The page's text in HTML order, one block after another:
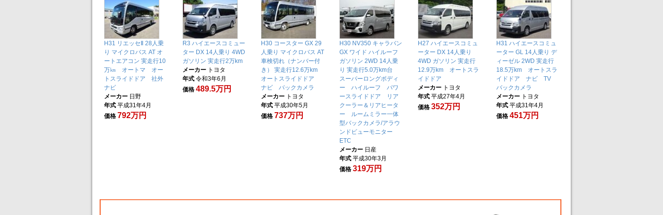
H31 リエッセⅡ 28人乗
り マイクロバス AT オ
ートエアコン 実走行10
万㎞ オートマ オー
トスライドドア 社外
ナビ
メーカー 日野
年式 平成31年4月
価格 792万円
R3 ハイエースコミュー
ター DX 14人乗り 4WD
ガソリン 実走行2万km
メーカー トヨタ
年式 令和3年6月
価格 489.5万円
H30 コースター GX 29
人乗り マイクロバス AT
車検切れ（ナンバー付
き） 実走行12.6万km
オートスライドドア
ナビ バックカメラ
メーカー トヨタ
年式 平成30年5月
価格 737万円
H30 NV350 キャラバン
GX ワイド ハイルーフ
ガソリン 2WD 14人乗
り 実走行5.0万km台
スーパーロングボディ
ー ハイルーフ パワ
ースライドドア リア
クーラー＆リアヒータ
ー ルームミラー一体
型バックカメラ/アラウ
ンドビューモニター
ETC
メーカー 日産
年式 平成30年3月
価格 319万円
H27 ハイエースコミュ
ーター DX 14人乗り
4WD ガソリン 実走行
12.9万km オートスラ
イドドア
メーカー トヨタ
年式 平成27年4月
価格 352万円
H31 ハイエースコミュ
ーター GL 14人乗り デ
ィーゼル 2WD 実走行
18.5万km オートスラ
イドドア ナビ TV
バックカメラ
メーカー トヨタ
年式 平成31年4月
価格 451万円